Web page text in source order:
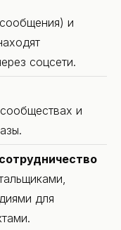
и
соцсети.
и
для